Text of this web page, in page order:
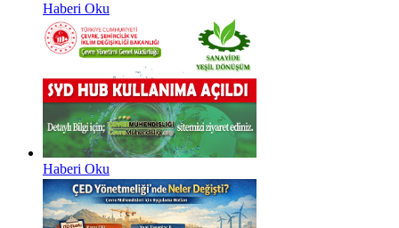
Haberi Oku
Haberi Oku